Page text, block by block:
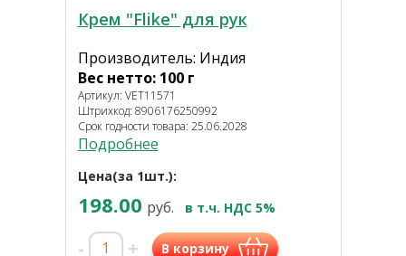
Крем "Flike" для рук
Производитель: Индия
Вес нетто: 100 г
Артикул: VET11571
Штрихкод: 8906176250992
Срок годности товара: 25.06.2028
Подробнее
Цена(за 1шт.):
198.00 руб. в т.ч. НДС 5%
- + В корзину